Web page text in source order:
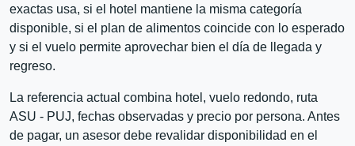
exactas usa, si el hotel mantiene la misma categoría
disponible, si el plan de alimentos coincide con lo esperado
y si el vuelo permite aprovechar bien el día de llegada y
regreso.
La referencia actual combina hotel, vuelo redondo, ruta
ASU - PUJ, fechas observadas y precio por persona. Antes
de pagar, un asesor debe revalidar disponibilidad en el